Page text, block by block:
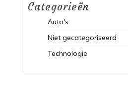
Categorieën
Auto's
Niet gecategoriseerd
Technologie